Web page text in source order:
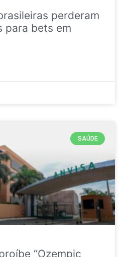
perderam
para bets em
SAÚDE
“Ozempic